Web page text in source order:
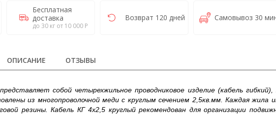
Бесплатная
доставка
до 30 кг от 10 000 Р
Возврат 120 дней Самовывоз 30
ОПИСАНИЕ ОТЗЫВЫ
собой четырехжильное проводниковое изделие (кабель
из многопроволочной меди с круглым сечением 2,5кв.мм. Каждая жила
резины. Кабель КГ 4х2,5 круглый рекомендован для организации